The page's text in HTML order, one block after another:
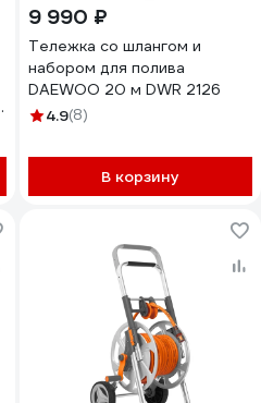
9 990 ₽
Тележка со шлангом и
набором для полива
DAEWOO 20 м DWR 2126
4.9(8)
В корзину